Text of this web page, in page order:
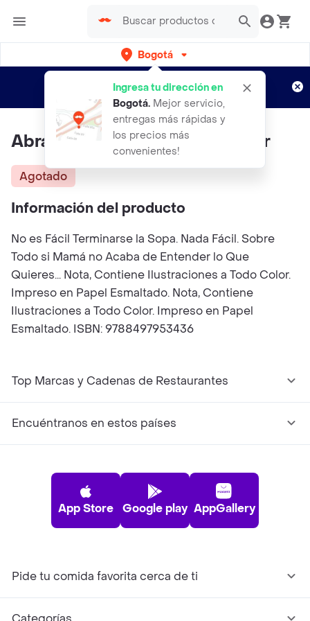
Bogotá
Ingresa tu dirección en
Bogotá. Mejor servicio,
entregas más rápidas y
los precios más
convenientes!
envíos gratis por semanas
Aplican TyC
Abraham Hace Camino al Andar
Agotado
Información del producto
No es Fácil Terminarse la Sopa. Nada Fácil. Sobre
Todo si Mamá no Acaba de Entender lo Que
Quieres... Nota, Contiene Ilustraciones a Todo Color.
Impreso en Papel Esmaltado. Nota, Contiene
Ilustraciones a Todo Color. Impreso en Papel
Esmaltado. ISBN: 9788497953436
Top Marcas y Cadenas de Restaurantes
Encuéntranos en estos países
App Store Google play AppGallery
Pide tu comida favorita cerca de ti